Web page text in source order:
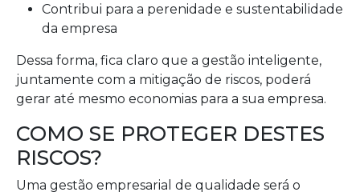
Contribui para a perenidade e sustentabilidade
da empresa
Dessa forma, fica claro que a gestão inteligente,
juntamente com a mitigação de riscos, poderá
gerar até mesmo economias para a sua empresa.
COMO SE PROTEGER DESTES
RISCOS?
Uma gestão empresarial de qualidade será o